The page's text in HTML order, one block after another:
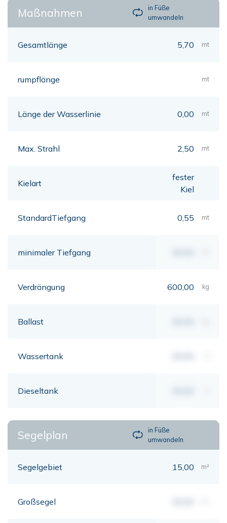
Maßnahmen
in Füße
umwandeln
Gesamtlänge 5,70 mt
rumpflänge mt
Länge der Wasserlinie 0,00 mt
Max. Strahl 2,50 mt
Kielart
fester
Kiel
StandardTiefgang 0,55 mt
minimaler Tiefgang
Verdrängung 600,00 kg
Ballast
Wassertank
Dieseltank
Segelplan
in Füße
umwandeln
Segelgebiet 15,00 m²
Großsegel